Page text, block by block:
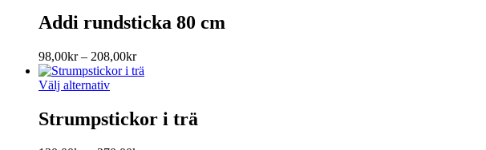
kan
på
produktsidan
produkten
har
varianter.
De
olika
kan
på
Addi rundsticka 80 cm
98,00kr – 208,00krPrisintervall:
98,00kr
Välj alternativDen
produkten
har
Strumpstickor i trä